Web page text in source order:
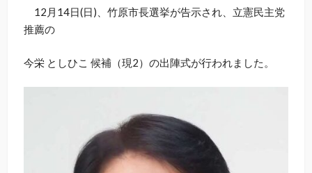
12月14日(日)、竹原市長選挙が告示され、立憲民主党
推薦の
今栄 としひこ 候補（現2）の出陣式が行われました。